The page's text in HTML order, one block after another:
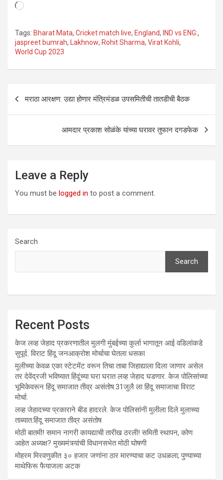
Loading…
Tags: Bharat Mata, Cricket match live, England, IND vs ENG:,
jaspreet bumrah, Lakhnow, Rohit Sharma, Virat Kohli,
World Cup 2023
मराठा आरक्षण: उद्या होणार मंत्रिमंडळ उपसमितीची तातडीची बैठक
आमदार प्रकाश सोळंके यांच्या घरावर तुफान दगडफेक
Leave a Reply
You must be logged in to post a comment.
Search
Search
Recent Posts
केज लव्ह जेहाद प्रकरणातील मुलगी मुंबईच्या कुर्ला भागातून आई वडिलांकडे
सुपूर्द. विराट हिंदू जनआक्रोश मोर्चाचा घेतला धसका
मुलीच्या केवळ एका स्टेटमेंट वरून तिचा ताबा जिहाद्याला दिला जाणार असेल
तर देवेंद्रजी भविष्यात हिंदूंच्या घरा घरात लव्ह जेहाद घडणार. केज पोलिसांच्या
भूमिकेवरून हिंदू समाजात तीव्र असंतोष.31जुलै ला हिंदू समाजाचा विराट
मोर्चा.
लव्ह जेहादच्या प्रकाराने बीड हादरले. केज पोलिसांनी मुलीला दिले मुलाच्या
ताब्यात.हिंदू समाजात तीव्र असंतोष
मोठी बातमी! समान नागरी कायद्याची तारीख ठरली! समिती स्थापन, कोण
आहेत अध्यक्ष? मुख्यमंत्र्यांची विधानसभेत मोठी घोषणी
मोहरम मिरवणुकीत ३० हजार जणांना ठार मारण्‍याचा कट उधळला; पुण्‍याच्‍या
माथेफिरू फैयाजला अटक